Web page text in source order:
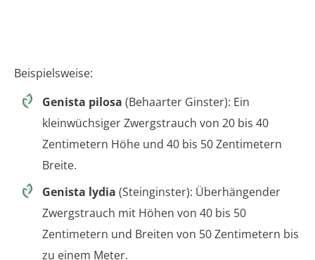
Beispielsweise:
Genista pilosa (Behaarter Ginster): Ein
kleinwüchsiger Zwergstrauch von 20 bis 40
Zentimetern Höhe und 40 bis 50 Zentimetern
Breite.
Genista lydia (Steinginster): Überhängender
Zwergstrauch mit Höhen von 40 bis 50
Zentimetern und Breiten von 50 Zentimetern bis
zu einem Meter.